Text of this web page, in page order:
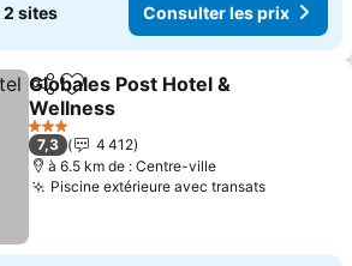
2 sites Consulter les prix
PartagerAjouter à mes favoris
Globales Post Hotel &
Wellness
3 Étoiles
7,3
4 412
à 6.5 km de : Centre-ville
Piscine extérieure avec transats